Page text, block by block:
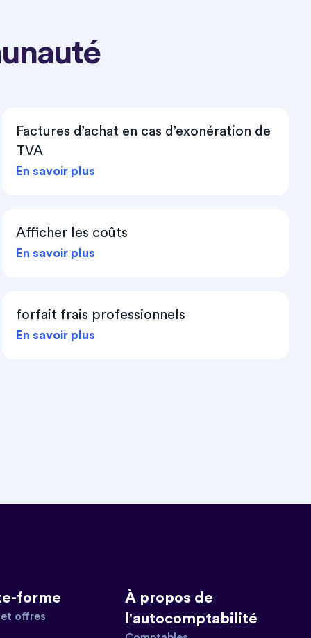
Factures d’achat en cas d’exonération de
TVA
En savoir plus
Afficher les coûts
En savoir plus
forfait frais professionnels
En savoir plus
forme
offres
À propos de
l'autocomptabilité